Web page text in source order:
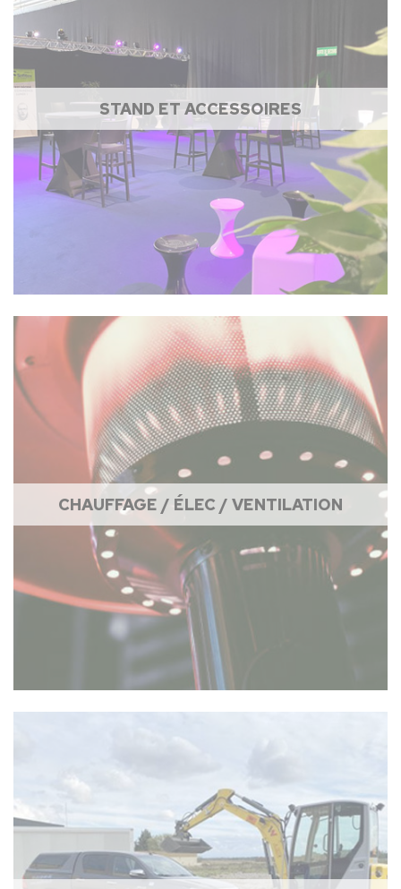
STAND ET ACCESSOIRES
CHAUFFAGE / ÉLEC / VENTILATION